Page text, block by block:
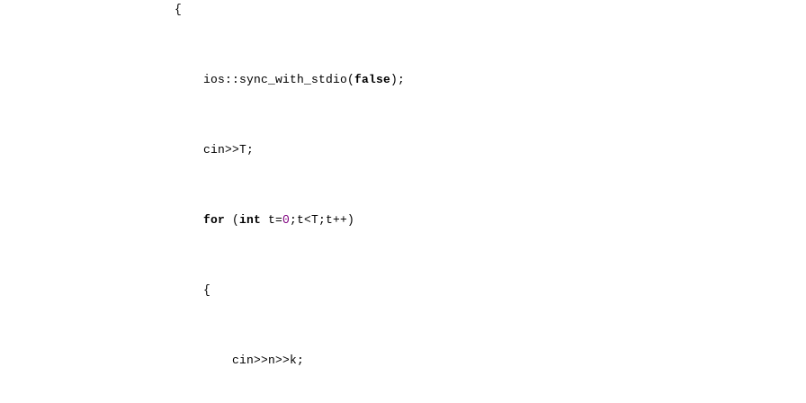
{
ios::sync_with_stdio(false );
cin>>T;
for (int t=0 ;t<T;t++)
{
cin>>n>>k;